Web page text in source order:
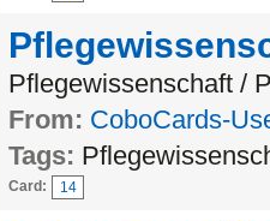
Pflegewissenschaft /
From: CoboCards-
Tags:
Card: 14